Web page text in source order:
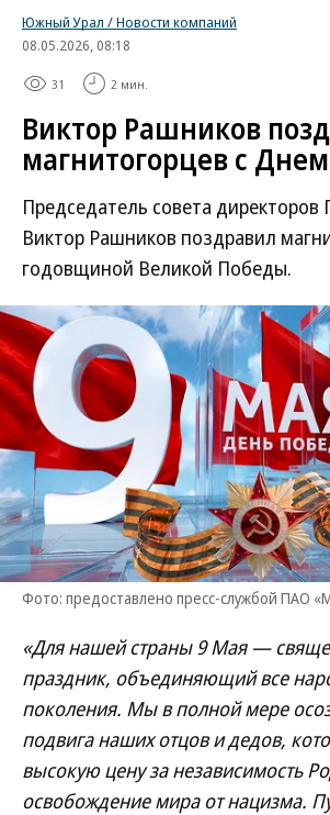
Южный Урал / Новости компаний
08.05.2026, 08:18
31 2 мин.
Виктор Рашников
магнитогорцев с
Председатель совета
Виктор Рашников поздравил
годовщиной Великой Победы.
Фото: предоставлено пресс-службой ПАО
«Для нашей страны 9 Мая —
праздник, объединяющий все
поколения. Мы в полной мере
подвига наших отцов и дедов,
высокую цену за независимость
освобождение мира от нацизма.